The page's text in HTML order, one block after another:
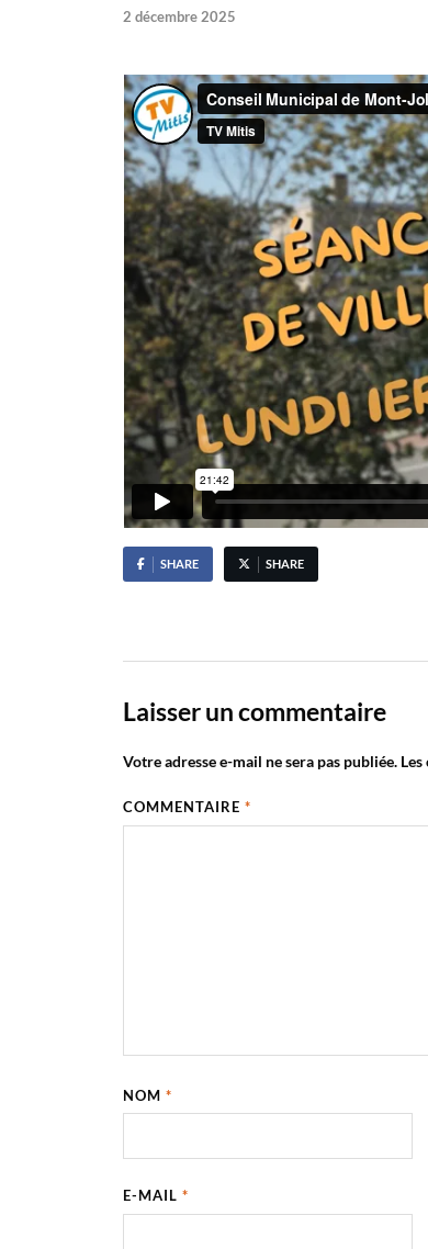
2 décembre 2025
SHARE SHARE
Laisser un commentaire
Votre adresse e-mail ne sera pas publiée.
COMMENTAIRE*
NOM*
E-MAIL*